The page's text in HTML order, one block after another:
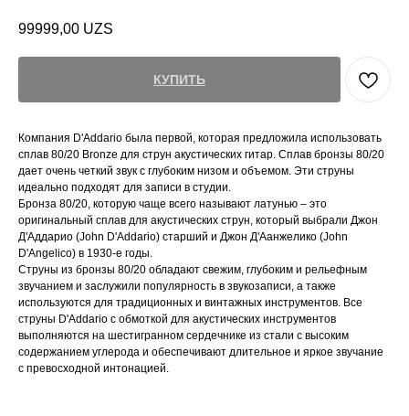
99999,00 UZS
КУПИТЬ
Компания D'Addario была первой, которая предложила использовать
сплав 80/20 Bronze для струн акустических гитар. Сплав бронзы 80/20
дает очень четкий звук с глубоким низом и объемом. Эти струны
идеально подходят для записи в студии.
Бронза 80/20, которую чаще всего называют латунью – это
оригинальный сплав для акустических струн, который выбрали Джон
Д'Аддарио (John D'Addario) старший и Джон Д'Аанжелико (John
D'Angelico) в 1930-е годы.
Струны из бронзы 80/20 обладают свежим, глубоким и рельефным
звучанием и заслужили популярность в звукозаписи, а также
используются для традиционных и винтажных инструментов. Все
струны D'Addario с обмоткой для акустических инструментов
выполняются на шестигранном сердечнике из стали с высоким
содержанием углерода и обеспечивают длительное и яркое звучание
с превосходной интонацией.